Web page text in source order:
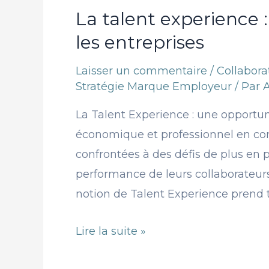
La talent experience
les entreprises
Laisser un commentaire /
Stratégie Marque Employeur / Par
La Talent Experience : une
économique et professionnel en
confrontées à des défis de plus en
performance de leurs
notion de Talent Experience prend
Lire la suite »